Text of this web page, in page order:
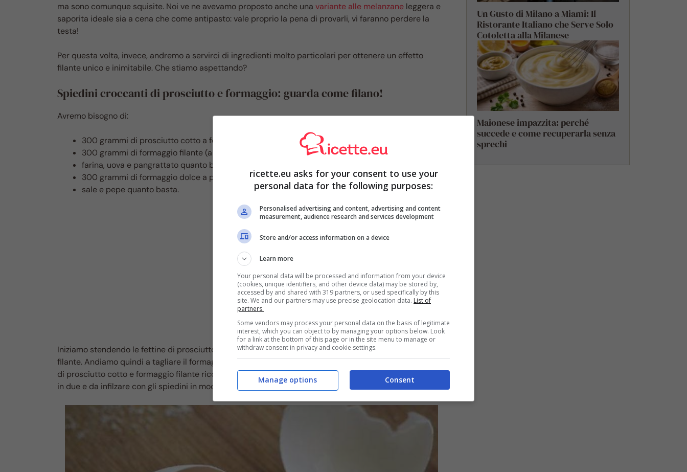
ma sono comunque squisite. Noi ve ne avevamo proposto anche una variante alle melanzane leggera e
saporita ideale sia a cena che come antipasto: vale proprio la pena di provarli, vi faranno perdere la
testa!
Per questa volta, invece, andremo a servirci di ingredienti molto particolari per ottenere un effetto
filante unico e inimitabile. Che stiamo aspettando?
Spiedini croccanti di prosciutto e formaggio: guarda come filano!
Avremo bisogno di:
300 grammi di prosciutto cotto a fettine;
300 grammi di formaggio filante (a fette, tipo sottiletta);
farina, uova e pangrattato quanto basta;
300 grammi di formaggio dolce a pezzi;
sale e pepe quanto basta.
Iniziamo stendendo le fettine di prosciutto cotto su di un ripiano e sovrapponiamo quelle di formaggio
filante. Andiamo quindi a tagliare il formaggio dolce a rettangoli e avvolgiamolo all’interno delle fettine
di prosciutto cotto e formaggio filante ricoprendo del tutto. Dovreste ottenere un rettangolo da dividere
in due e da infilzare con gli spiedini in modo da tenere ferma la chiusura.
Un Gusto di Milano a Miami: Il
Ristorante Italiano che Serve Solo
Cotoletta alla Milanese
Maionese impazzita: perché
succede e come recuperarla senza
sprechi
ricette.eu asks for your consent to use your
personal data for the following purposes:
Personalised advertising and content, advertising and content
measurement, audience research and services development
Store and/or access information on a device
Learn more
Your personal data will be processed and information from your device
(cookies, unique identifiers, and other device data) may be stored by,
accessed by and shared with 319 partners, or used specifically by this
site. We and our partners may use precise geolocation data. List of
partners.
Some vendors may process your personal data on the basis of legitimate
interest, which you can object to by managing your options below. Look
for a link at the bottom of this page or in the site menu to manage or
withdraw consent in privacy and cookie settings.
Consent
Manage options